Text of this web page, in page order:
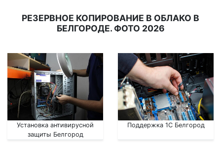
РЕЗЕРВНОЕ КОПИРОВАНИЕ В ОБЛАКО В
БЕЛГОРОДЕ. ФОТО 2026
Установка антивирусной
защиты Белгород
Поддержка 1С Белгород